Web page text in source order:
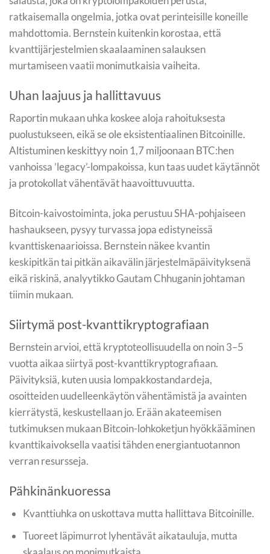
ratkaisemalla ongelmia, jotka ovat perinteisille koneille
mahdottomia. Bernstein kuitenkin korostaa, että
kvanttijärjestelmien skaalaaminen salauksen
murtamiseen vaatii monimutkaisia vaiheita.
Uhan laajuus ja hallittavuus
Raportin mukaan uhka koskee aloja rahoituksesta
puolustukseen, eikä se ole eksistentiaalinen Bitcoinille.
Altistuminen keskittyy noin 1,7 miljoonaan BTC:hen
vanhoissa ’legacy’-lompakoissa, kun taas uudet käytännöt
ja protokollat vähentävät haavoittuvuutta.
Bitcoin-kaivostoiminta, joka perustuu SHA-pohjaiseen
hashaukseen, pysyy turvassa jopa edistyneissä
kvanttiskenaarioissa. Bernstein näkee kvantin
keskipitkän tai pitkän aikavälin järjestelmäpäivityksenä
eikä riskinä, analyytikko Gautam Chhuganin johtaman
tiimin mukaan.
Siirtymä post-kvanttikryptografiaan
Bernstein arvioi, että kryptoteollisuudella on noin 3–5
vuotta aikaa siirtyä post-kvanttikryptografiaan.
Päivityksiä, kuten uusia lompakkostandardeja,
osoitteiden uudelleenkäytön vähentämistä ja avainten
kierrätystä, keskustellaan jo. Erään akateemisen
tutkimuksen mukaan Bitcoin-lohkoketjun hyökkääminen
kvanttikaivoksella vaatisi tähden energiantuotannon
verran resursseja.
Pähkinänkuoressa
Kvanttiuhka on uskottava mutta hallittava Bitcoinille.
Tuoreet läpimurrot lyhentävät aikatauluja, mutta